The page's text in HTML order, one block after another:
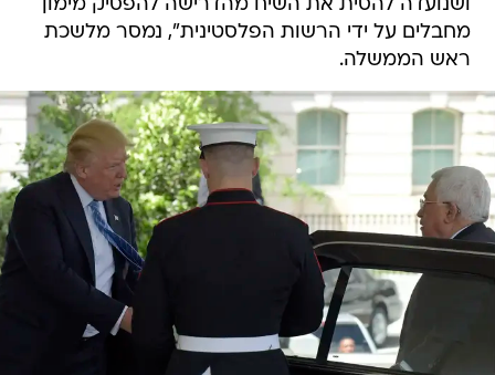
ושנועדה להסית את השיח מהדרישה להפסיק מימון
מחבלים על ידי הרשות הפלסטינית", נמסר מלשכת
ראש הממשלה.